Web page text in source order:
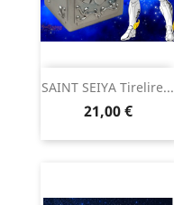
SAINT SEIYA Tirelire...
Prix
21,00 €